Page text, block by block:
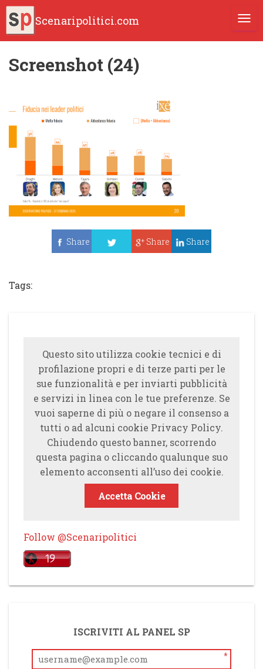
Scenaripolitici.com
Screenshot (24)
Share
Share Share
Tags:
Questo sito utilizza cookie tecnici e di
profilazione propri e di terze parti per le
sue funzionalità e per inviarti pubblicità
e servizi in linea con le tue preferenze. Se
vuoi saperne di più o negare il consenso a
tutti o ad alcuni cookie Privacy Policy.
Chiudendo questo banner, scorrendo
questa pagina o cliccando qualunque suo
elemento acconsenti all’uso dei cookie.
Accetta Cookie
Follow @Scenaripolitici
ISCRIVITI AL PANEL SP
*